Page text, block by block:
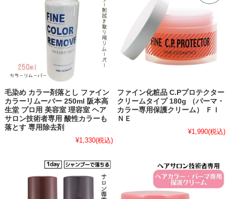
毛染め カラー剤落とし ファイン
カラーリムーバー 250ml 阪本高
生堂 プロ用 美容室 理容室 ヘア
サロン技術者専用 酸性カラーも
落とす 専用除去剤
¥1,330(税込)
ファイン化粧品 C.Pプロテクター
クリームタイプ 180g （パーマ・
カラー専用保護クリーム） ＦＩ
ＮＥ
¥1,990(税込)